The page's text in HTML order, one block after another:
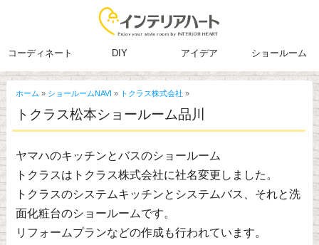
コーディネート DIY アイデア ショールーム
ホーム » ショールームNAVI » トクラス株式会社 »
トクラス松本ショールーム品川
ヤマハのキッチンとバスのショールーム
トクラスはトクラス株式会社に社名変更しました。
トクラスのシステムキッチンとシステムバス、それと洗
面化粧台のショールームです。
リフォームプランなどの作成も行われています。